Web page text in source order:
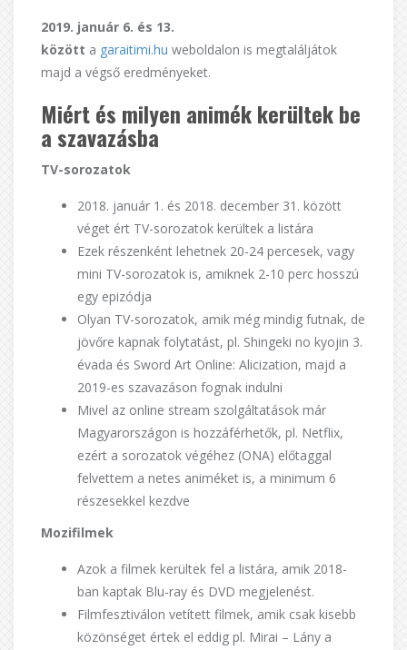
2019. január 6. és 13.
között a garaitimi.hu weboldalon is megtaláljátok
majd a végső eredményeket.
Miért és milyen animék kerültek be
a szavazásba
TV-sorozatok
2018. január 1. és 2018. december 31. között
véget ért TV-sorozatok kerültek a listára
Ezek részenként lehetnek 20-24 percesek, vagy
mini TV-sorozatok is, amiknek 2-10 perc hosszú
egy epizódja
Olyan TV-sorozatok, amik még mindig futnak, de
jövőre kapnak folytatást, pl. Shingeki no kyojin 3.
évada és Sword Art Online: Alicization, majd a
2019-es szavazáson fognak indulni
Mivel az online stream szolgáltatások már
Magyarországon is hozzáférhetők, pl. Netflix,
ezért a sorozatok végéhez (ONA) előtaggal
felvettem a netes animéket is, a minimum 6
részesekkel kezdve
Mozifilmek
Azok a filmek kerültek fel a listára, amik 2018-
ban kaptak Blu-ray és DVD megjelenést.
Filmfesztiválon vetített filmek, amik csak kisebb
közönséget értek el eddig pl. Mirai – Lány a